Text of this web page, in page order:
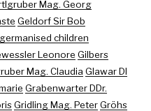
Mag. Georg
Geldorf Sir Bob
germanised children
Leonore Gilbers
Mag. Claudia Glawar DI
Grabenwarter DDr.
Gridling Mag. PeterGröhs